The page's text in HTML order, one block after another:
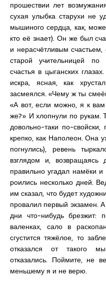
прошествии лет
сухая улыбка старухи не
мышиного сердца, как,
кто её знает). Он же был
и нерасчётливым
старой учительницей по
счастья в цыганских
искра, ясная, как
засмеялся. «Чему ж ты
«А вот, если можно, я к
же?» И хлопнули по рукам.
довольно-таки по-
крепко, как Наполеон. Она
погнулись), ревень
взглядом и,
правильно угадал намёки и
роились несколько дней.
им сказал, что будет
провалил первый экзамен.
дни что-нибудь брезжит:
валенках, сало в
сгустится тяжёлое, то
отказался от такого
отказались. Поймите, не
меньшему я и не верю.